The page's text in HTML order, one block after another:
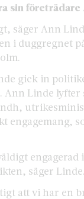
sin företrädare
säger Ann
i duggregnet
gick in
Ann Linde lyfter
engagemang,
engagerad i
säger Linde.
att vi har en